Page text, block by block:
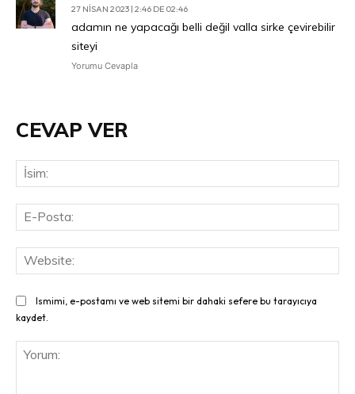
27 NISAN 2023 | 2:46 DE 02:46
adamın ne yapacağı belli değil valla sirke çevirebilir
siteyi
Yorumu Cevapla
CEVAP VER
Ismimi, e-postamı ve web sitemi bir dahaki sefere bu tarayıcıya
kaydet.